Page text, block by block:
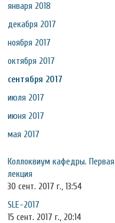
января 2018
декабря 2017
ноября 2017
октября 2017
сентября 2017
июля 2017
июня 2017
мая 2017
Коллоквиум кафедры. Первая
лекция
30 сент. 2017 г., 13:54
SLE-2017
15 сент. 2017 г., 20:14